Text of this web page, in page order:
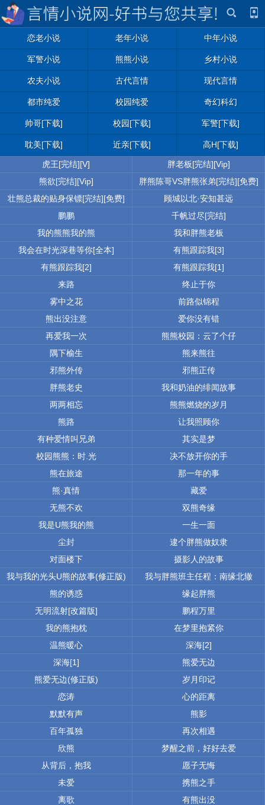
恋老小说 老年小说 中年小说
军警小说 熊熊小说 乡村小说
农夫小说 古代言情 现代言情
都市纯爱 校园纯爱 奇幻科幻
帅哥[下载] 校园[下载] 军警[下载]
耽美[下载] 近亲[下载] 高H[下载]
虎王[完结][V]
胖老板[完结][Vip]
熊欲[完结][Vip]
胖熊陈哥VS胖熊张弟[完结][免费]
壮熊总裁的贴身保镖[完结][免费]
顾城以北·安知甚远
鹏鹏
千帆过尽[完结]
我的熊熊我的熊
我和胖熊老板
我会在时光深巷等你[全本]
有熊跟踪我[3]
有熊跟踪我[2]
有熊跟踪我[1]
来路
终止于你
雾中之花
前路似锦程
熊出没注意
爱你没有错
再爱我一次
熊熊校园：云了个仔
隅下榆生
熊来熊往
邪熊外传
邪熊正传
胖熊老史
我和奶油的绯闻故事
两两相忘
熊熊燃烧的岁月
熊路
让我照顾你
有种爱情叫兄弟
其实是梦
校园熊熊：时.光
决不放开你的手
熊在旅途
那一年的事
熊·真情
藏爱
无熊不欢
双熊奇缘
我是U熊我的熊
一生一面
尘封
逮个胖熊做奴隶
对面楼下
摄影人的故事
我与我的光头U熊的故事(修正版)
我与胖熊班主任程：南缘北辙
熊的诱惑
缘起胖熊
无明流射[改篇版]
鹏程万里
我的熊抱枕
在梦里抱紧你
温熊暖心
深海[2]
深海[1]
熊爱无边
熊爱无边(修正版)
岁月印记
恋涛
心的距离
默默有声
熊影
百年孤独
再次相遇
欣熊
梦醒之前，好好去爱
从背后，抱我
愿子无悔
未爱
携熊之手
离歌
有熊出没